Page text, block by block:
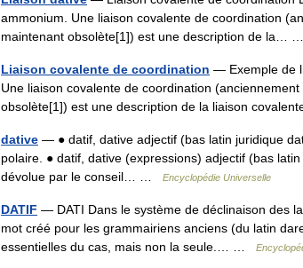
ammonium. Une liaison covalente de coordination
maintenant obsolète[1]) est une description de la…
Liaison covalente de coordination — Exemple de
Une liaison covalente de coordination
obsolète[1]) est une description de la liaison
dative — ● datif, dative adjectif (bas latin juridique
polaire. ● datif, dative (expressions) adjectif (bas
dévolue par le conseil… …
Encyclopédie Universelle
DATIF — DATI Dans le système de déclinaison des
mot créé pour les grammairiens anciens (du latin
essentielles du cas, mais non la seule.… …